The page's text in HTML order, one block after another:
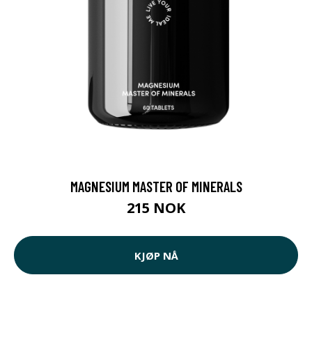
MAGNESIUM MASTER OF MINERALS
215 NOK
KJØP NÅ